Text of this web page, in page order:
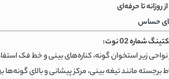
روزانه تا حرفه‌ای
حساس
شماره 02 نوت:
نواحی زیر استخوان گونه، کناره‌های بینی و خط فک
برجسته مانند تیغه بینی، مرکز پیشانی و بالای گونه‌ها